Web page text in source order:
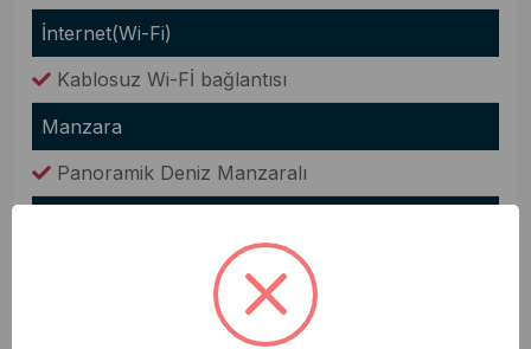
İnternet(Wi-Fi)
Kablosuz Wi-Fİ bağlantısı
Manzara
Panoramik Deniz Manzaralı
Bahçe Yemek Masası
Barbekü(Mangal)